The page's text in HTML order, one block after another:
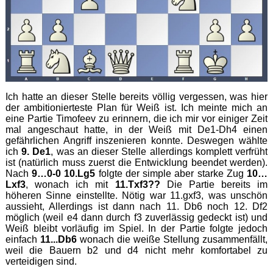
Ich hatte an dieser Stelle bereits völlig vergessen, was hier
der ambitionierteste Plan für Weiß ist. Ich meinte mich an
eine Partie Timofeev zu erinnern, die ich mir vor einiger Zeit
mal angeschaut hatte, in der Weiß mit De1-Dh4 einen
gefährlichen Angriff inszenieren konnte. Deswegen wählte
ich9. De1, was an dieser Stelle allerdings komplett verfrüht
ist (natürlich muss zuerst die Entwicklung beendet werden).
Nach9…0-0 10.Lg5 folgte der simple aber starke Zug 10…
Lxf3, wonach ich mit 11.Txf3?? Die Partie bereits im
höheren Sinne einstellte. Nötig war 11.gxf3, was unschön
aussieht, Allerdings ist dann nach 11. Db6 noch 12. Df2
möglich (weil e4 dann durch f3 zuverlässig gedeckt ist) und
Weiß bleibt vorläufig im Spiel. In der Partie folgte jedoch
einfach 11...Db6wonach die weiße Stellung zusammenfällt,
weil die Bauern b2 und d4 nicht mehr komfortabel zu
verteidigen sind.